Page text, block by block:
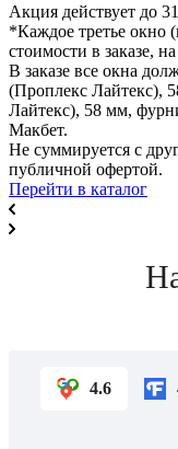
Акция действует до
*Каждое третье окно
стоимости в заказе,
В заказе все окна
(Проплекс Лайтекс),
Лайтекс), 58 мм,
Макбет.
Не суммируется с
публичной офертой.
Перейти в каталог
4.6